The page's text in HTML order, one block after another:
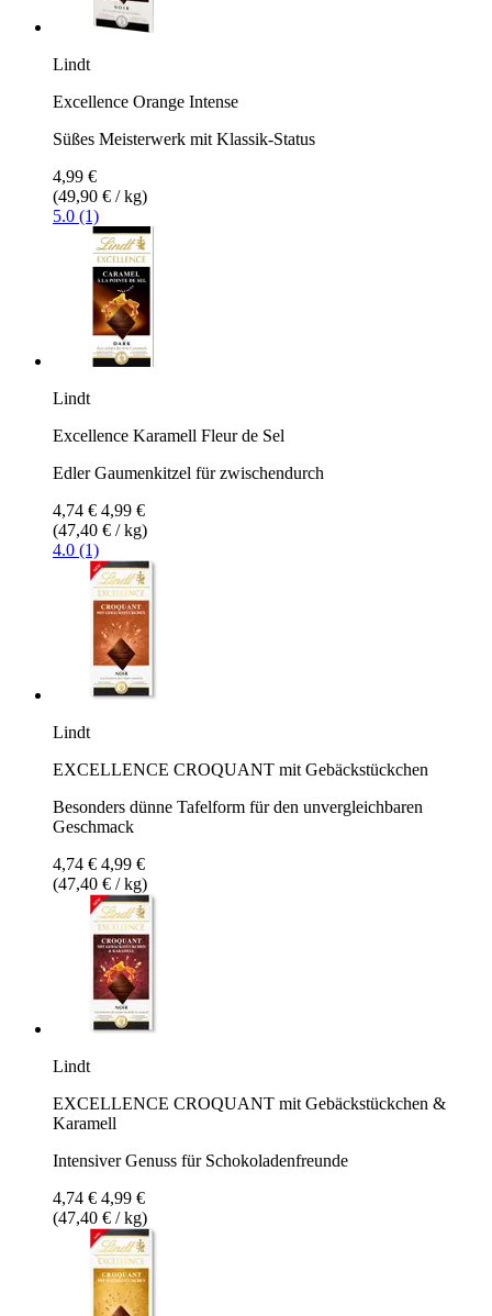
Lindt
Excellence Orange Intense
Süßes Meisterwerk mit Klassik-Status
4,99 €
(49,90 € / kg)
5.0 (1)
Lindt
Excellence Karamell Fleur de Sel
Edler Gaumenkitzel für zwischendurch
4,74 € 4,99 €
(47,40 € / kg)
4.0 (1)
Lindt
EXCELLENCE CROQUANT mit Gebäckstückchen
Besonders dünne Tafelform für den unvergleichbaren
Geschmack
4,74 € 4,99 €
(47,40 € / kg)
Lindt
EXCELLENCE CROQUANT mit Gebäckstückchen &
Karamell
Intensiver Genuss für Schokoladenfreunde
4,74 € 4,99 €
(47,40 € / kg)